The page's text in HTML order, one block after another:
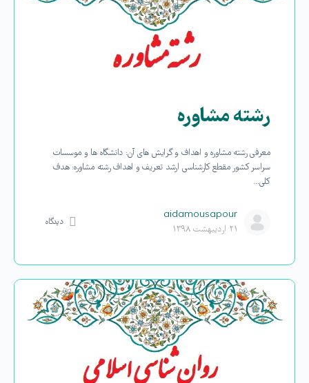
رشته مشاوره
معرفی رشته مشاوره و اهداف و گرایش های آن: دانشگاه ها و موسسات
سراسر کشور مقطع کارشناسی ارشد تعریف و اهداف رشته مشاوره: هدف
کلی…
aidamousapour
۲۱ اردیبهشت ۱۳۹۸
دیدگاه